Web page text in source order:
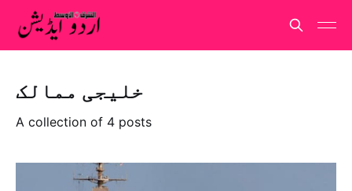
خلیجی ممالک
A collection of 4 posts